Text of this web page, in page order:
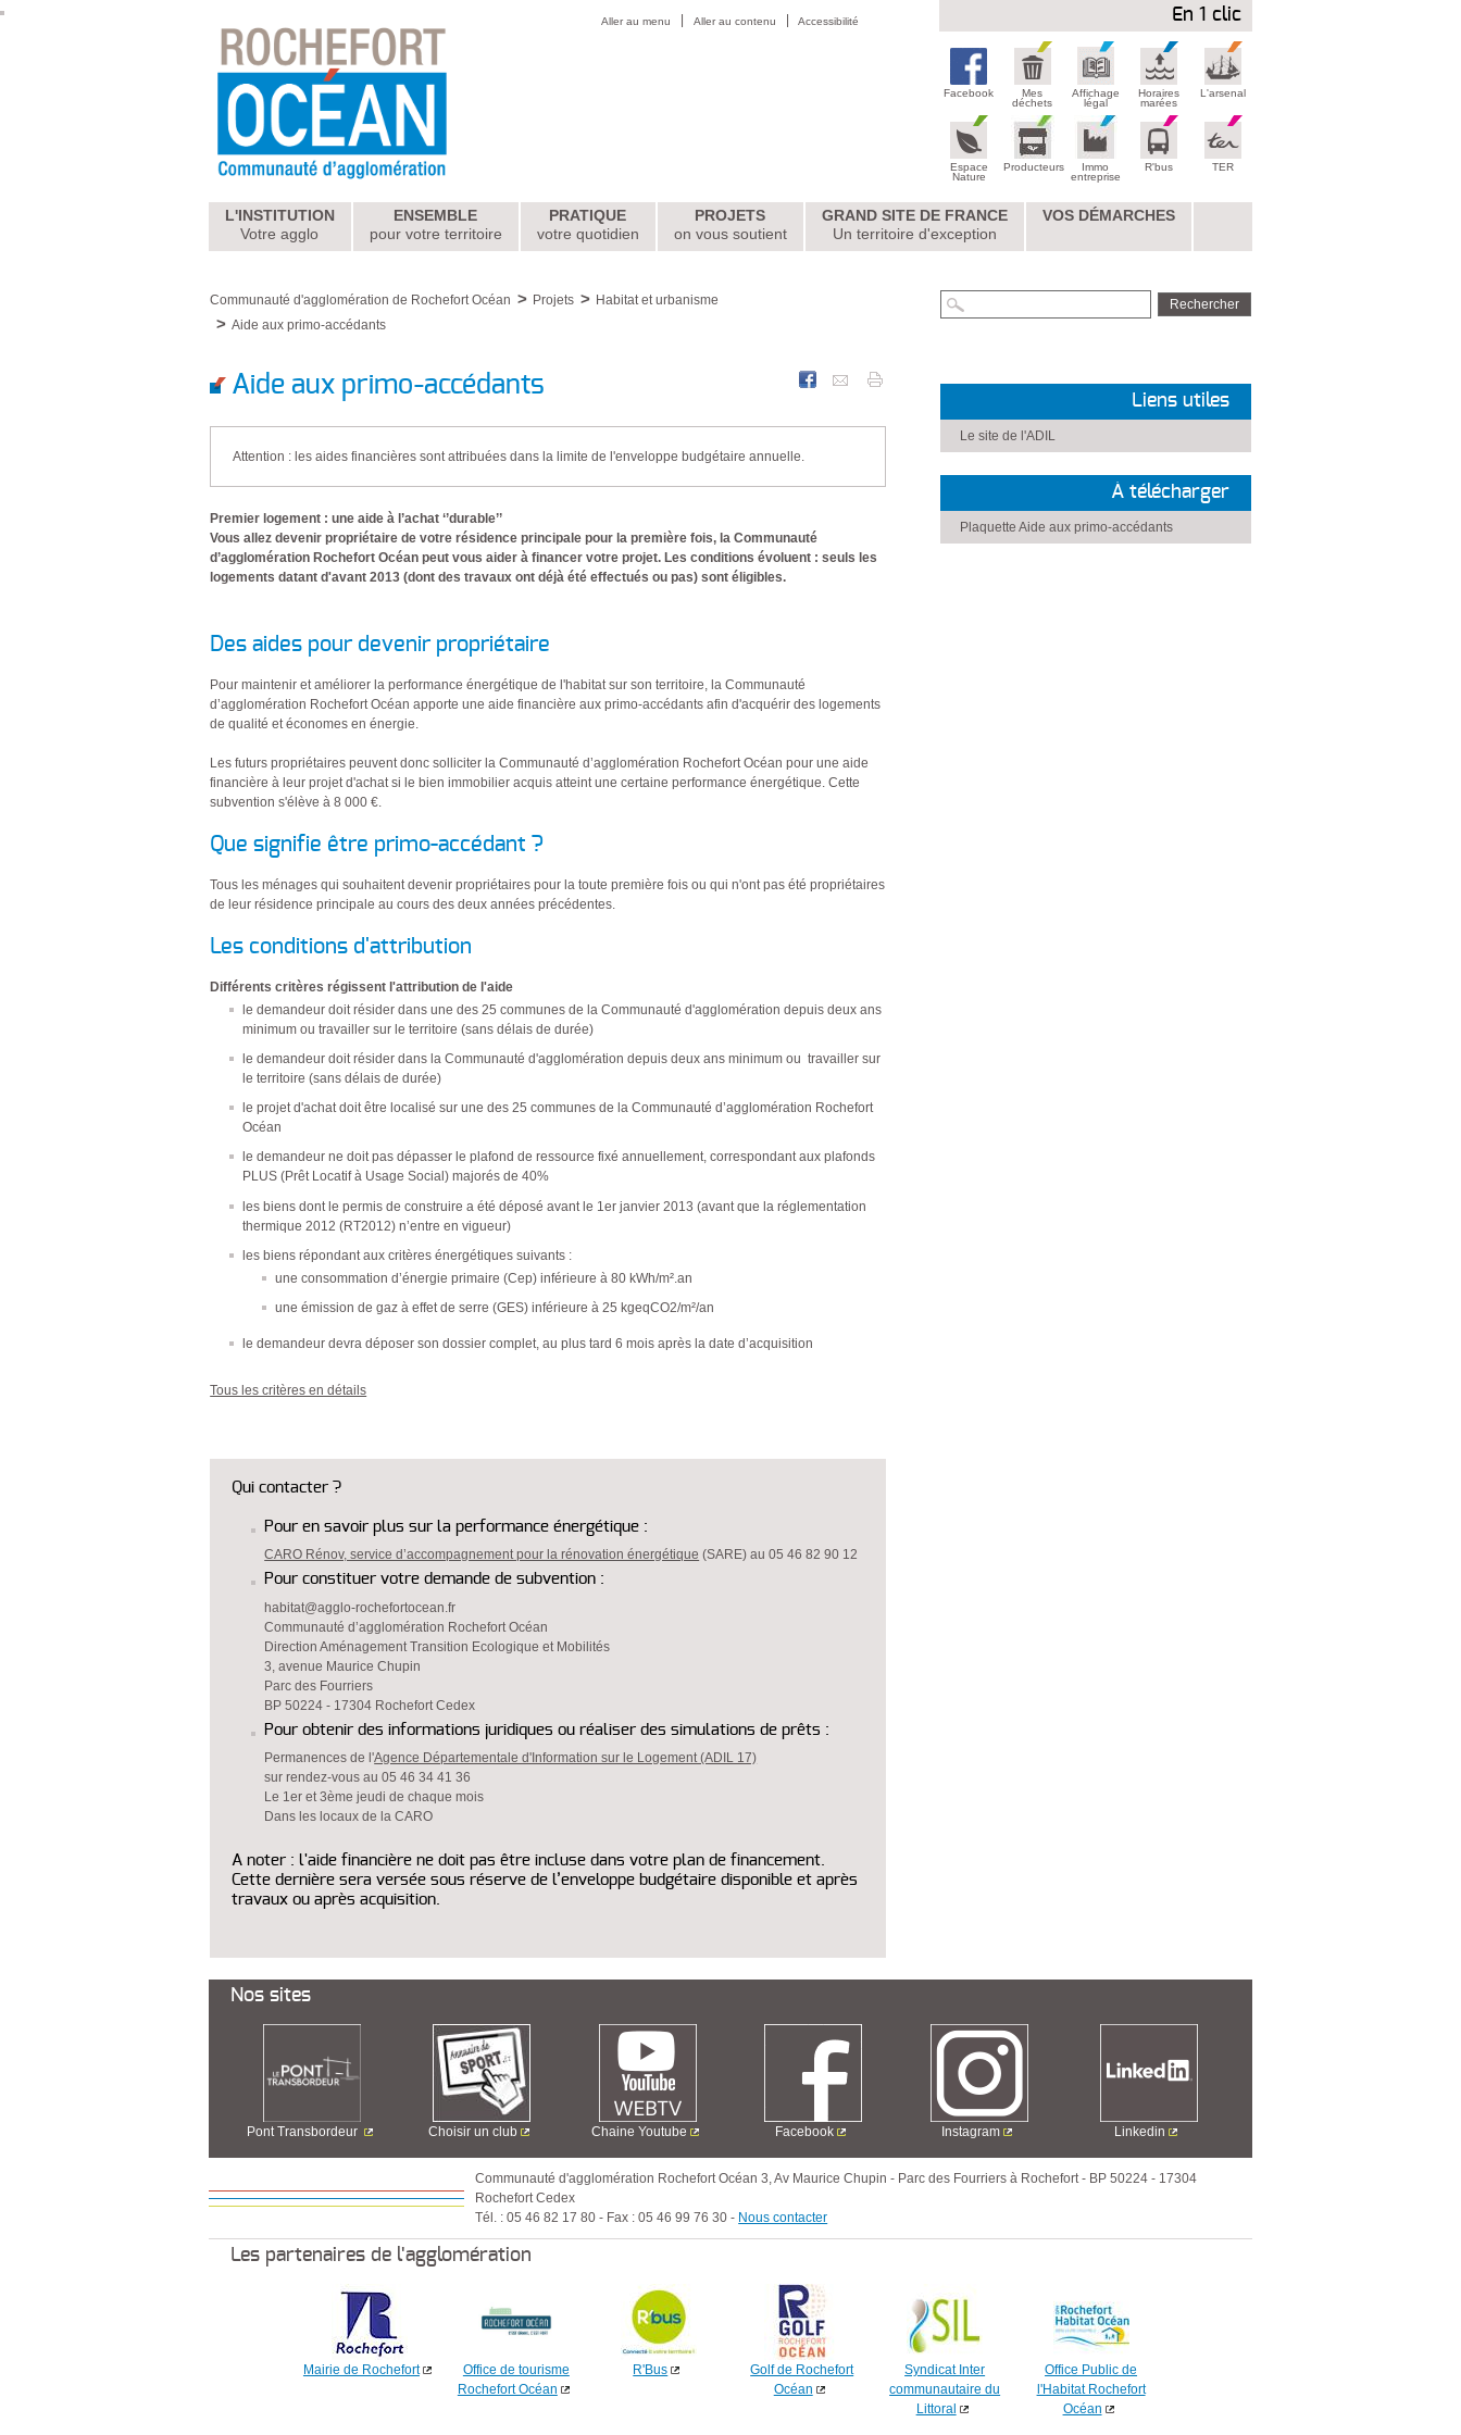
Aller au menu Aller au contenu Accessibilité En 1 clic
Facebook
Mes
déchets
Affichage
légal
Horaires
marées
L'arsenal
Espace
Nature
Producteurs
Immo
entreprise
R'bus TER
L'INSTITUTION
Votre agglo
ENSEMBLE
pour votre territoire
PRATIQUE
votre quotidien
PROJETS
on vous soutient
GRAND SITE DE FRANCE
Un territoire d'exception
VOS DÉMARCHES
Communauté d'agglomération de Rochefort Océan Projets
Habitat et urbanisme
Aide aux primo-accédants
Aide aux primo-accédants
Attention : les aides financières sont attribuées dans la limite de l'enveloppe budgétaire annuelle.
Premier logement : une aide à l’achat ‘’durable’’
Vous allez devenir propriétaire de votre résidence principale pour la première fois, la Communauté
d’agglomération Rochefort Océan peut vous aider à financer votre projet. Les conditions évoluent : seuls les
logements datant d'avant 2013 (dont des travaux ont déjà été effectués ou pas) sont éligibles.
Des aides pour devenir propriétaire
Pour maintenir et améliorer la performance énergétique de l'habitat sur son territoire, la Communauté
d’agglomération Rochefort Océan apporte une aide financière aux primo-accédants afin d'acquérir des logements
de qualité et économes en énergie.
Les futurs propriétaires peuvent donc solliciter la Communauté d’agglomération Rochefort Océan pour une aide
financière à leur projet d'achat si le bien immobilier acquis atteint une certaine performance énergétique. Cette
subvention s'élève à 8 000 €.
Que signifie être primo-accédant ?
Tous les ménages qui souhaitent devenir propriétaires pour la toute première fois ou qui n'ont pas été propriétaires
de leur résidence principale au cours des deux années précédentes.
Les conditions d'attribution
Différents critères régissent l'attribution de l'aide
le demandeur doit résider dans une des 25 communes de la Communauté d'agglomération depuis deux ans
minimum ou travailler sur le territoire (sans délais de durée)
le demandeur doit résider dans la Communauté d'agglomération depuis deux ans minimum ou travailler sur
le territoire (sans délais de durée)
le projet d'achat doit être localisé sur une des 25 communes de la Communauté d’agglomération Rochefort
Océan
le demandeur ne doit pas dépasser le plafond de ressource fixé annuellement, correspondant aux plafonds
PLUS (Prêt Locatif à Usage Social) majorés de 40%
les biens dont le permis de construire a été déposé avant le 1er janvier 2013 (avant que la réglementation
thermique 2012 (RT2012) n’entre en vigueur)
les biens répondant aux critères énergétiques suivants :
une consommation d’énergie primaire (Cep) inférieure à 80 kWh/m².an
une émission de gaz à effet de serre (GES) inférieure à 25 kgeqCO2/m²/an
le demandeur devra déposer son dossier complet, au plus tard 6 mois après la date d’acquisition
Tous les critères en détails
Qui contacter ?
Pour en savoir plus sur la performance énergétique :
CARO Rénov, service d’accompagnement pour la rénovation énergétique (SARE) au 05 46 82 90 12
Pour constituer votre demande de subvention :
habitat@agglo-rochefortocean.fr
Communauté d’agglomération Rochefort Océan
Direction Aménagement Transition Ecologique et Mobilités
3, avenue Maurice Chupin
Parc des Fourriers
BP 50224 - 17304 Rochefort Cedex
Pour obtenir des informations juridiques ou réaliser des simulations de prêts :
Permanences de l'Agence Départementale d'Information sur le Logement (ADIL 17)
sur rendez-vous au 05 46 34 41 36
Le 1er et 3ème jeudi de chaque mois
Dans les locaux de la CARO
A noter : l'aide financière ne doit pas être incluse dans votre plan de financement.
Cette dernière sera versée sous réserve de l’enveloppe budgétaire disponible et après
travaux ou après acquisition.
Liens utiles
Le site de l'ADIL
À télécharger
Plaquette Aide aux primo-accédants
Nos sites
Pont Transbordeur Choisir un club Chaine Youtube Facebook Instagram Linkedin
Communauté d'agglomération Rochefort Océan 3, Av Maurice Chupin - Parc des Fourriers à Rochefort - BP 50224 - 17304
Rochefort Cedex
Tél. :05 46 82 17 80 - Fax :05 46 99 76 30 - Nous contacter
Les partenaires de l'agglomération
Mairie de Rochefort
Office de tourisme
Rochefort Océan
R'Bus
Golf de Rochefort
Océan
Syndicat Inter
communautaire du
Littoral
Office Public de
l'Habitat Rochefort
Océan